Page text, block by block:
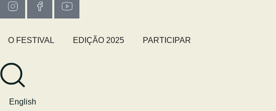
O FESTIVAL EDIÇÃO 2025 PARTICIPAR
English